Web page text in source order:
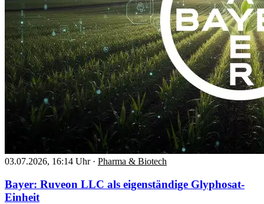
03.07.2026, 16:14 Uhr · Pharma & Biotech
Bayer: Ruveon LLC als eigenständige Glyphosat-
Einheit